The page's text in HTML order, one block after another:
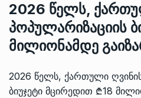
2026 წელს,
პოპულარიზაციის
მილიონამდე
2026 წელს, ქართული
ბიუჯეტი მცირედით ₾18